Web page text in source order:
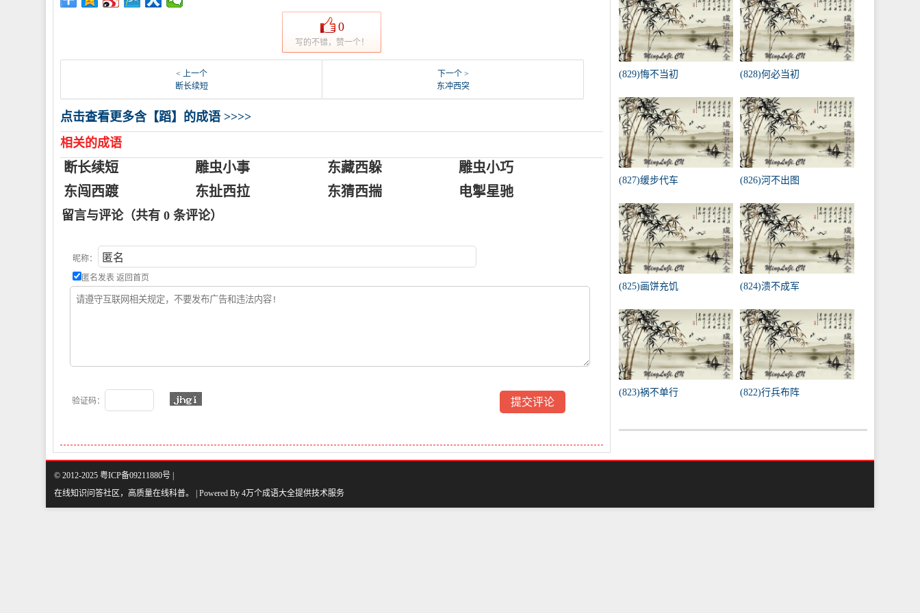
0
写的不错，赞一个！
< 上一个
断长续短
下一个 >
东冲西突
点击查看更多含【蹈】的成语 >>>>
相关的成语
断长续短 雕虫小事 东藏西躲
雕虫小巧
东闯西踱
东扯西拉 东猜西揣 电掣星驰
留言与评论（共有 0 条评论）
昵称：
匿名发表 返回首页
验证码：
(829)悔不当初 (828)何必当初
(827)缓步代车 (826)河不出图
(825)画饼充饥 (824)溃不成军
(823)祸不单行 (822)行兵布阵
© 2012-2025 粤ICP备09211880号 |
在线知识问答社区，高质量在线科普。 | Powered By 4万个成语大全提供技术服务